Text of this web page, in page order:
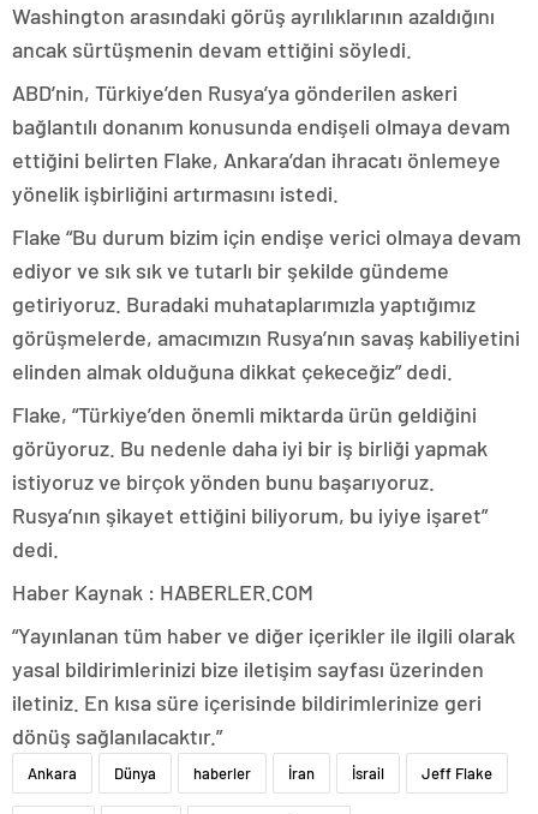
Washington arasındaki görüş ayrılıklarının azaldığını
ancak sürtüşmenin devam ettiğini söyledi.
ABD’nin, Türkiye’den Rusya’ya gönderilen askeri
bağlantılı donanım konusunda endişeli olmaya devam
ettiğini belirten Flake, Ankara’dan ihracatı önlemeye
yönelik işbirliğini artırmasını istedi.
Flake “Bu durum bizim için endişe verici olmaya devam
ediyor ve sık sık ve tutarlı bir şekilde gündeme
getiriyoruz. Buradaki muhataplarımızla yaptığımız
görüşmelerde, amacımızın Rusya’nın savaş kabiliyetini
elinden almak olduğuna dikkat çekeceğiz” dedi.
Flake, “Türkiye’den önemli miktarda ürün geldiğini
görüyoruz. Bu nedenle daha iyi bir iş birliği yapmak
istiyoruz ve birçok yönden bunu başarıyoruz.
Rusya’nın şikayet ettiğini biliyorum, bu iyiye işaret”
dedi.
Haber Kaynak : HABERLER.COM
“Yayınlanan tüm haber ve diğer içerikler ile ilgili olarak
yasal bildirimlerinizi bize iletişim sayfası üzerinden
iletiniz. En kısa süre içerisinde bildirimlerinize geri
dönüş sağlanılacaktır.”
Ankara Dünya haberler İran İsrail Jeff Flake